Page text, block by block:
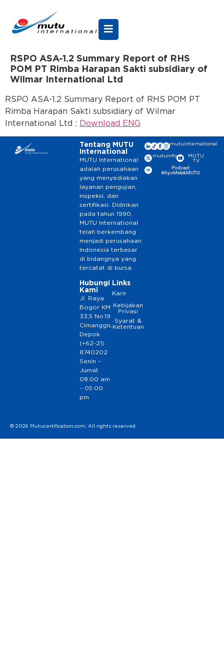
RSPO ASA-1.2 Summary Report of RHS
POM PT Rimba Harapan Sakti subsidiary of
Wilmar International Ltd
RSPO ASA-1.2 Summary Report of RHS POM PT
Rimba Harapan Sakti subsidiary of Wilmar
International Ltd : Download ENG
Tentang MUTU
International
MUTU International
adalah perusahaan
yang menyediakan
layanan pengujian,
inspeksi, dan
sertifikasi. Didirikan
pada tahun 1990,
MUTU International
telah berkembang
menjadi perusahaan
Indonesia terbesar
di bidangnya yang
tercatat di bursa.
Hubungi
Kami
Jl. Raya
Bogor KM
33,5 No.19
Cimanggis,
Depok
(+62-21)
8740202
Senin –
Jumat
08:00 am
– 05:00
pm
Links
Karir
Kebijakan
Privasi
Syarat &
Ketentuan
mutuinternational
mutuinfo
MUTU
TV
Podcast
#AyoMelekMUTU
© 2026 Mutucertification.com. All rights reserved